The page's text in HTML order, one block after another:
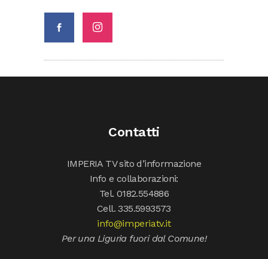
Contatti
IMPERIA TV sito d’informazione
Info e collaborazioni:
Tel. 0182.554886
Cell. 335.5993573
info@imperiatv.it
Per una Liguria fuori dal Comune!